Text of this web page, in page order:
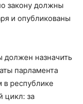
закону должны
и опубликованы
должен назначить
парламента
в республике
цикл: за